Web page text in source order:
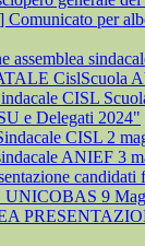
per
assemblea
CislScuola
CISL
e Delegati 2024"
CISL 2
ANIEF 3
candidati
UNICOBAS 9